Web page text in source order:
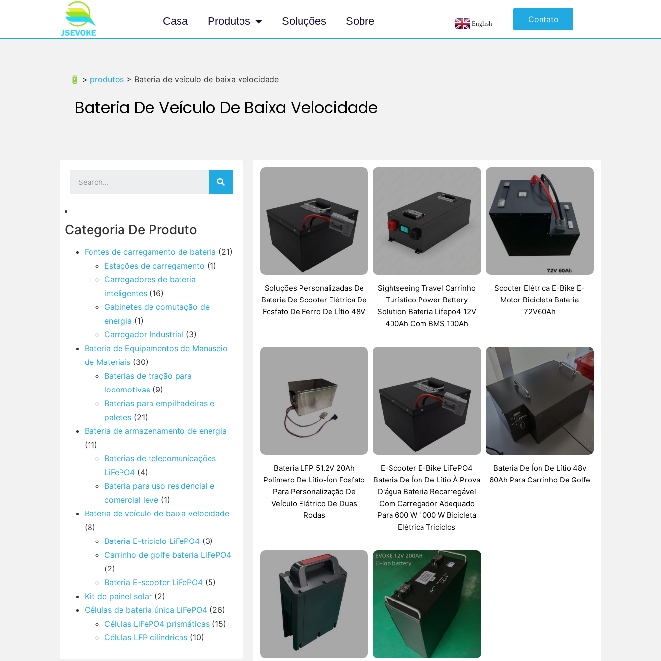
Casa Produtos Soluções Sobre English Contato
🔋 > produtos > Bateria de veículo de baixa velocidade
Bateria De Veículo De Baixa Velocidade
Categoria De Produto
Fontes de carregamento de bateria (21)
Estações de carregamento (1)
Carregadores de bateria
inteligentes (16)
Gabinetes de comutação de
energia (1)
Carregador Industrial (3)
Bateria de Equipamentos de Manuseio
de Materiais (30)
Baterias de tração para
locomotivas (9)
Baterias para empilhadeiras e
paletes (21)
Bateria de armazenamento de energia
(11)
Baterias de telecomunicações
LiFePO4 (4)
Bateria para uso residencial e
comercial leve (1)
Bateria de veículo de baixa velocidade
(8)
Bateria E-triciclo LiFePO4 (3)
Carrinho de golfe bateria LiFePO4
(2)
Bateria E-scooter LiFePO4 (5)
Kit de painel solar (2)
Células de bateria única LiFePO4 (26)
Células LiFePO4 prismáticas (15)
Células LFP cilíndricas (10)
Soluções Personalizadas De
Bateria De Scooter Elétrica De
Fosfato De Ferro De Lítio 48V
Sightseeing Travel Carrinho
Turístico Power Battery
Solution Bateria Lifepo4 12V
400Ah Com BMS 100Ah
Scooter Elétrica E-Bike E-
Motor Bicicleta Bateria
72V60Ah
Bateria LFP 51.2V 20Ah
Polímero De Lítio-Íon Fosfato
Para Personalização De
Veículo Elétrico De Duas
Rodas
E-Scooter E-Bike LiFePO4
Bateria De Íon De Lítio À Prova
D'água Bateria Recarregável
Com Carregador Adequado
Para 600 W 1000 W Bicicleta
Elétrica Triciclos
Bateria De Íon De Lítio 48v
60Ah Para Carrinho De Golfe